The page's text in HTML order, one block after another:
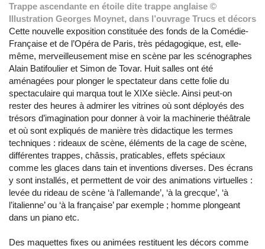
Trappe ascendante en étoile dite trappe anglaise ©
Illustration Georges Moynet, dans l’ouvrage Trucs et décors
Cette nouvelle exposition constituée des fonds de la Comédie-
Française et de l’Opéra de Paris, très pédagogique, est, elle-
même, merveilleusement mise en scène par les scénographes
Alain Batifoulier et Simon de Tovar. Huit salles ont été
aménagées pour plonger le spectateur dans cette folie du
spectaculaire qui marqua tout le XIXe siècle. Ainsi peut-on
rester des heures à admirer les vitrines où sont déployés des
trésors d’imagination pour donner à voir la machinerie théâtrale
et où sont expliqués de manière très didactique les termes
techniques : rideaux de scène, éléments de la cage de scène,
différentes trappes, châssis, praticables, effets spéciaux
comme les glaces dans tain et inventions diverses. Des écrans
y sont installés, et permettent de voir des animations virtuelles :
levée du rideau de scène ‘à l’allemande’, ‘à la grecque’, ‘à
l’italienne’ ou ‘à la française’ par exemple ; homme plongeant
dans un piano etc.
Des maquettes fixes ou animées restituent les décors comme